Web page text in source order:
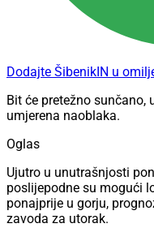
Dodajte ŠibenikIN u
Bit će pretežno
umjerena naoblaka.
Oglas
Ujutro u unutrašnjosti
poslijepodne su mogući
ponajprije u gorju,
zavoda za utorak.